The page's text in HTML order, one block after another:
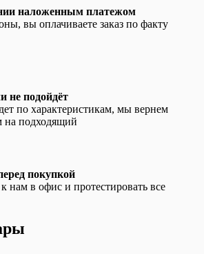
наложенным платежом
вы оплачиваете заказ по факту
не подойдёт
по характеристикам, мы вернем
на подходящий
покупкой
нам в офис и протестировать все